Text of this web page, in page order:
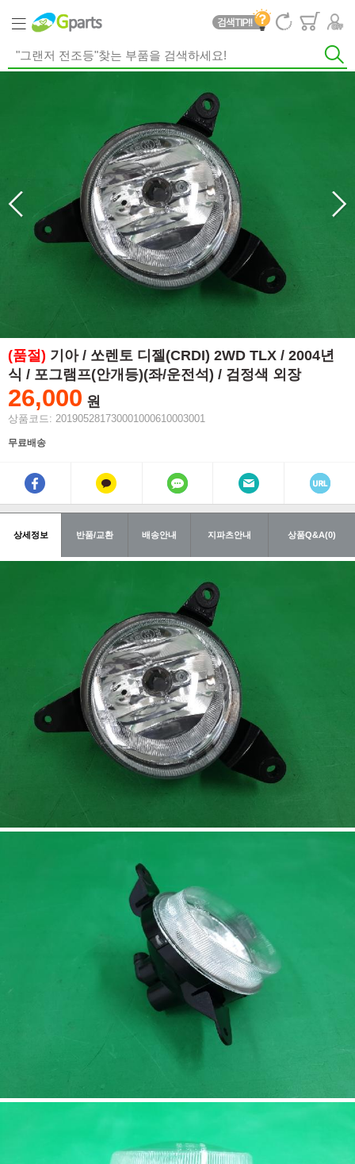
(품절) 기아 / 쏘렌토 디젤(CRDI) 2WD TLX / 2004년
식 / 포그램프(안개등)(좌/운전석) / 검정색 외장
26,000 원
상품코드: 201905281730001000610003001
무료배송
상세정보 반품/교환 배송안내 지파츠안내 상품Q&A(0)